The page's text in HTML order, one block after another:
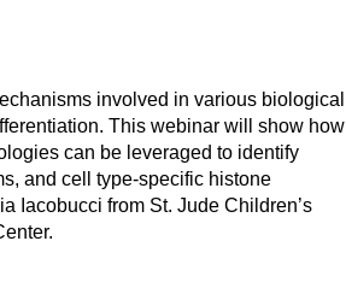
involved in various biological
This webinar will show how
can be leveraged to identify
and cell type-specific histone
Iacobucci from St. Jude Children’s